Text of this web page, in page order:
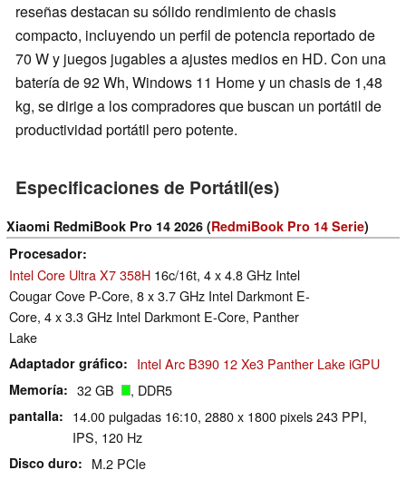
reseñas destacan su sólido rendimiento de chasis
compacto, incluyendo un perfil de potencia reportado de
70 W y juegos jugables a ajustes medios en HD. Con una
batería de 92 Wh, Windows 11 Home y un chasis de 1,48
kg, se dirige a los compradores que buscan un portátil de
productividad portátil pero potente.
Especificaciones de Portátil(es)
Xiaomi RedmiBook Pro 14 2026 (RedmiBook Pro 14 Serie)
Procesador
Intel Core Ultra X7 358H 16c/16t, 4 x 4.8 GHz Intel
Cougar Cove P-Core, 8 x 3.7 GHz Intel Darkmont E-
Core, 4 x 3.3 GHz Intel Darkmont E-Core, Panther
Lake
Adaptador gráfico Intel Arc B390 12 Xe3 Panther Lake iGPU
Memoría 32 GB , DDR5
pantalla
14.00 pulgadas 16:10, 2880 x 1800 pixels 243 PPI,
IPS, 120 Hz
Disco duro M.2 PCIe